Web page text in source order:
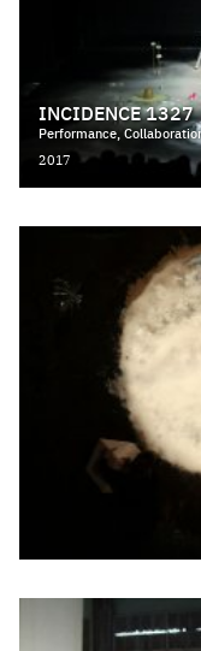
INCIDENCE 1327
Performance,
2017